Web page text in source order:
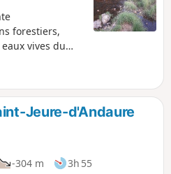
forestiers,
vives du
Jeure-d'Andaure
-304 m
3h 55